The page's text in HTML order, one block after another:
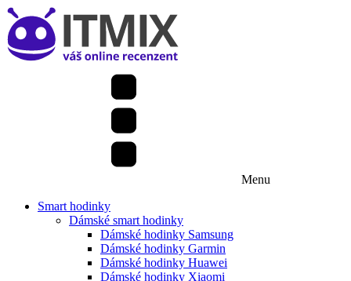
Menu
Smart hodinky
Dámské smart hodinky
Dámské hodinky Samsung
Dámské hodinky Garmin
Dámské hodinky Huawei
Dámské hodinky Xiaomi